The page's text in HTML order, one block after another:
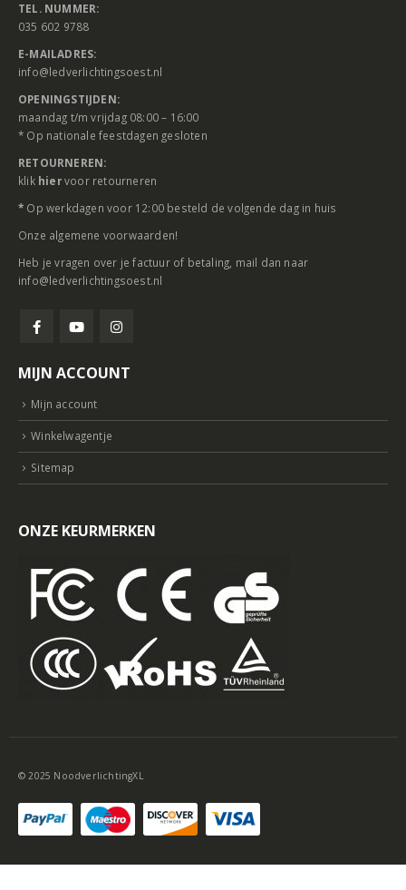
TEL. NUMMER:
035 602 9788
E-MAILADRES:
info@ledverlichtingsoest.nl
OPENINGSTIJDEN:
maandag t/m vrijdag 08:00 – 16:00
* Op nationale feestdagen gesloten
RETOURNEREN:
klik hiervoor retourneren
* Op werkdagen voor 12:00 besteld de volgende dag in huis
Onze algemene voorwaarden!
Heb je vragen over je factuur of betaling, mail dan naar
info@ledverlichtingsoest.nl
MIJN ACCOUNT
Mijn account
Winkelwagentje
Sitemap
ONZE KEURMERKEN
© 2025 NoodverlichtingXL